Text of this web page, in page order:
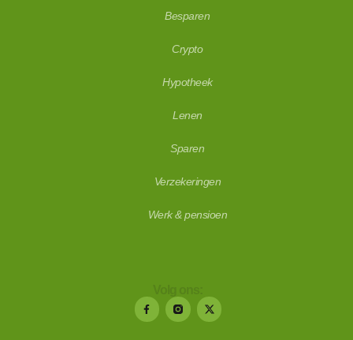
Besparen
Crypto
Hypotheek
Lenen
Sparen
Verzekeringen
Werk & pensioen